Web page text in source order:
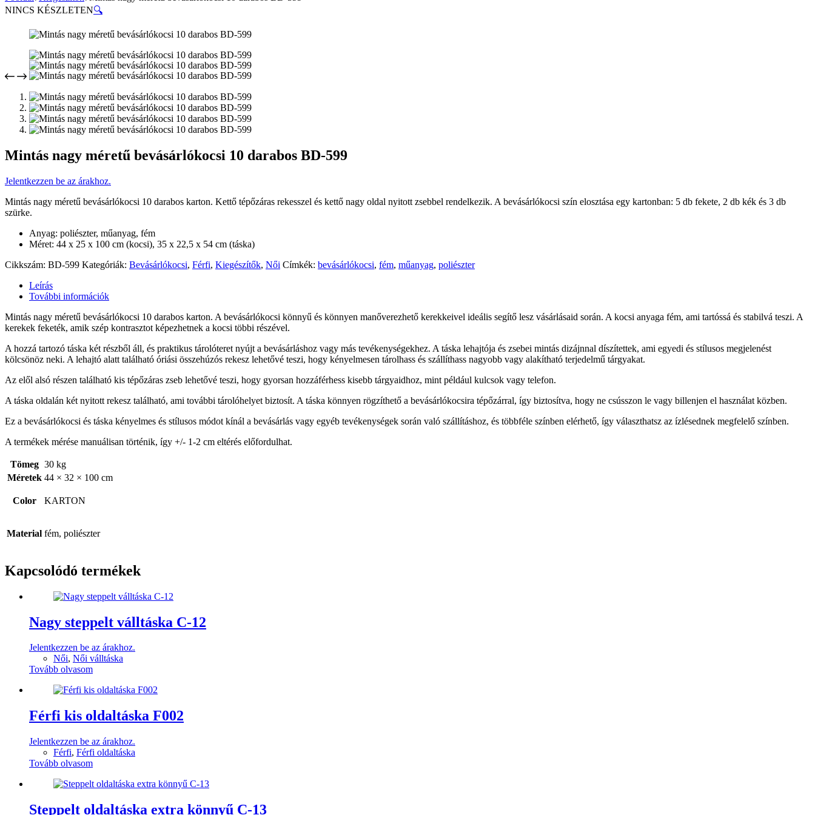
NINCS KÉSZLETEN🔍
Mintás nagy méretű bevásárlókocsi 10 darabos BD-599
Jelentkezzen be az árakhoz.
Mintás nagy méretű bevásárlókocsi 10 darabos karton. Kettő tépőzáras rekesszel és kettő nagy oldal nyitott zsebbel rendelkezik. A bevásárlókocsi szín elosztása egy kartonban: 5 db fekete, 2 db kék és 3 db
szürke.
Anyag: poliészter, műanyag, fém
Méret: 44 x 25 x 100 cm (kocsi), 35 x 22,5 x 54 cm (táska)
Cikkszám: BD-599 Kategóriák: Bevásárlókocsi, Férfi, Kiegészítők, Női Címkék: bevásárlókocsi, fém, műanyag, poliészter
Leírás
További információk
Mintás nagy méretű bevásárlókocsi 10 darabos karton. A bevásárlókocsi könnyű és könnyen manőverezhető kerekkeivel ideális segítő lesz vásárlásaid során. A kocsi anyaga fém, ami tartóssá és stabilvá teszi. A
kerekek feketék, amik szép kontrasztot képezhetnek a kocsi többi részével.
A hozzá tartozó táska két részből áll, és praktikus tárolóteret nyújt a bevásárláshoz vagy más tevékenységekhez. A táska lehajtója és zsebei mintás dizájnnal díszítettek, ami egyedi és stílusos megjelenést
kölcsönöz neki. A lehajtó alatt található óriási összehúzós rekesz lehetővé teszi, hogy kényelmesen tárolhass és szállíthass nagyobb vagy alakítható terjedelmű tárgyakat.
Az elől alsó részen található kis tépőzáras zseb lehetővé teszi, hogy gyorsan hozzáférhess kisebb tárgyaidhoz, mint például kulcsok vagy telefon.
A táska oldalán két nyitott rekesz található, ami további tárolóhelyet biztosít. A táska könnyen rögzíthető a bevásárlókocsira tépőzárral, így biztosítva, hogy ne csússzon le vagy billenjen el használat közben.
Ez a bevásárlókocsi és táska kényelmes és stílusos módot kínál a bevásárlás vagy egyéb tevékenységek során való szállításhoz, és többféle színben elérhető, így választhatsz az ízlésednek megfelelő színben.
A termékek mérése manuálisan történik, így +/- 1-2 cm eltérés előfordulhat.
Tömeg 30 kg
Méretek 44 × 32 × 100 cm
Color KARTON
Material fém, poliészter
Kapcsolódó termékek
Nagy steppelt válltáska C-12
Jelentkezzen be az árakhoz.
Női, Női válltáska
Tovább olvasom
Férfi kis oldaltáska F002
Jelentkezzen be az árakhoz.
Férfi, Férfi oldaltáska
Tovább olvasom
Steppelt oldaltáska extra könnyű C-13